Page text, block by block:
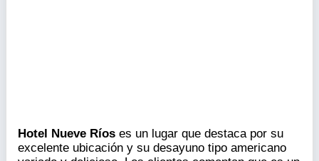
Hotel Nueve Ríos es un lugar que destaca por su
excelente ubicación y su desayuno tipo americano